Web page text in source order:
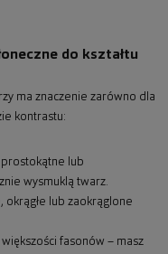
do kształtu
ma znaczenie zarówno dla
kontrastu:
prostokątne lub
wysmuklą twarz.
okrągłe lub zaokrąglone
większości fasonów – masz